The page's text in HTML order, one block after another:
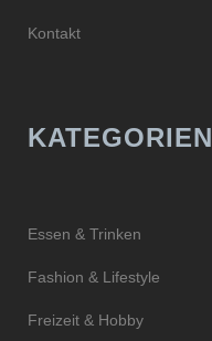
Kontakt
KATEGORIEN
Essen & Trinken
Fashion & Lifestyle
Freizeit & Hobby